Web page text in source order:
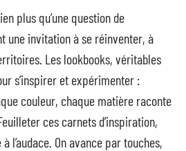
plus qu’une question de
une invitation à se réinventer, à
Les lookbooks, véritables
s’inspirer et expérimenter :
couleur, chaque matière raconte
ces carnets d’inspiration,
l’audace. On avance par touches,